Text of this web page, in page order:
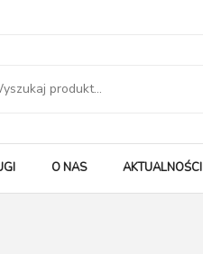
O NAS AKTUALNOŚCI